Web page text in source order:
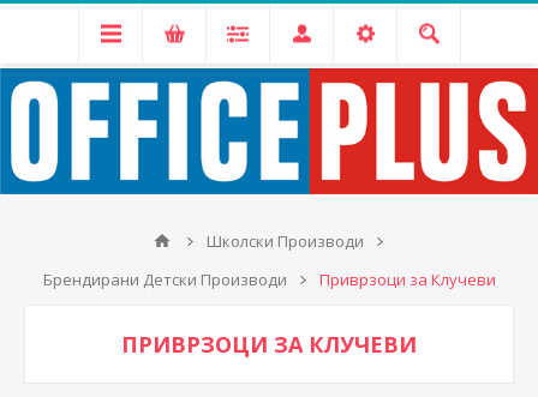
Школски Производи
Брендирани Детски Производи
Приврзоци за Клучеви
ПРИВРЗОЦИ ЗА КЛУЧЕВИ